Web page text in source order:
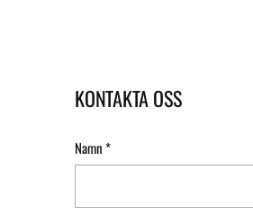
KONTAKTA OSS
Namn*